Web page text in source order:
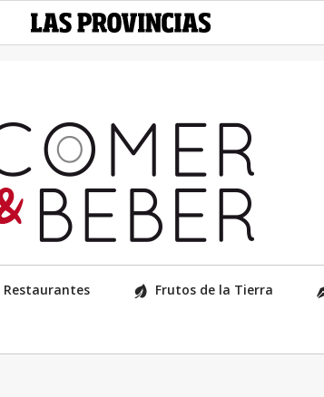
Restaurantes Frutos de la Tierra